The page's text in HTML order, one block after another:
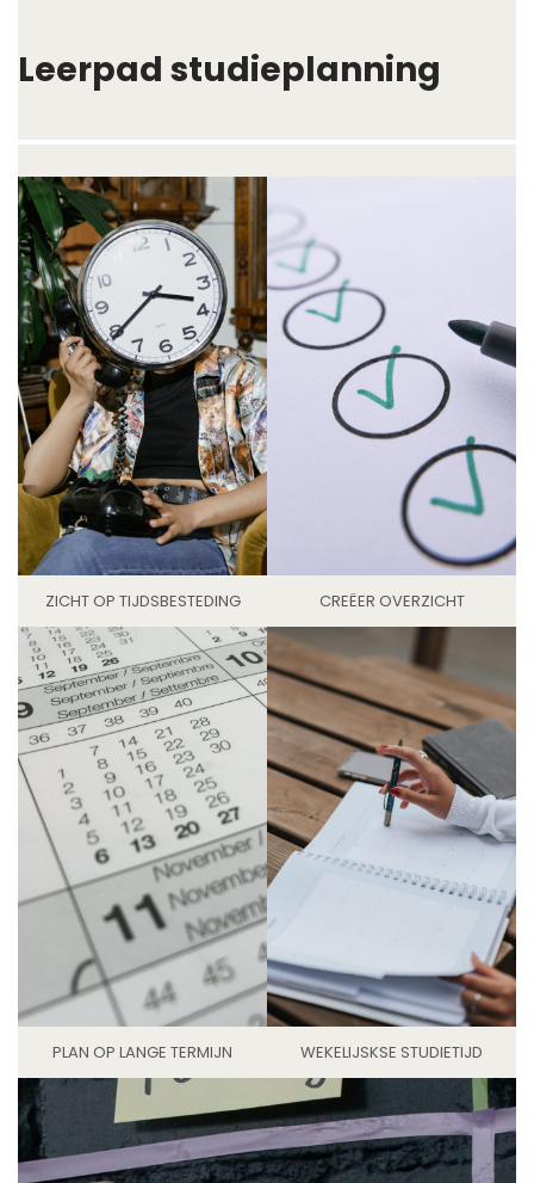
Leerpad studieplanning
ZICHT OP TIJDSBESTEDING CREËER OVERZICHT
PLAN OP LANGE TERMIJN WEKELIJSKSE STUDIETIJD